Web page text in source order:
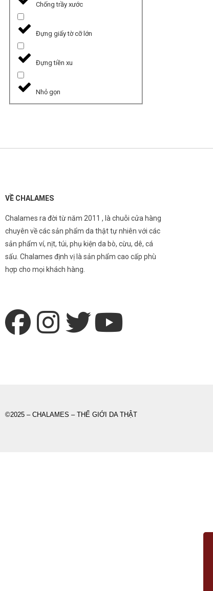
Chống trầy xước
Đựng giấy tờ cỡ lớn
Đựng tiền xu
Nhỏ gọn
VỀ CHALAMES
Chalames ra đời từ năm 2011 , là chuỗi cửa hàng
chuyên về các sản phẩm da thật tự nhiên với các
sản phẩm ví, nịt, túi, phụ kiện da bò, cừu, dê, cá
sấu. Chalames định vị là sản phẩm cao cấp phù
hợp cho mọi khách hàng.
©2025 – CHALAMES – THẾ GIỚI DA THẬT